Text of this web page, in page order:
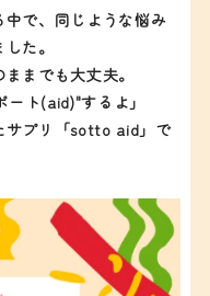
で、同じような悩み
た。
までも大丈夫。
ト(aid)"するよ」
サプリ「sotto aid」で